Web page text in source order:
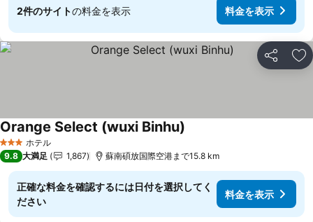
2件のサイトの料金を表示 料金を表示
シェア お
3 ホテルのランク
ホテル
Orange Select (wuxi Binhu)
9.8 大満足 1,867 蘇南碩放国際空港まで15.8 km
正確な料金を確認するには日付を選択してく
ださい
料金を表示